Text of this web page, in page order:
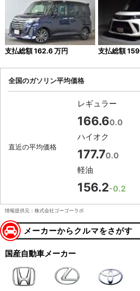
支払総額162.6万円 支払総額159
全国のガソリン平均価格
直近の平均価格
レギュラー
166.60.0
ハイオク
177.70.0
軽油
156.2-0.2
情報提供元：株式会社ゴーゴーラボ
メーカーからクルマをさがす
国産自動車メーカー